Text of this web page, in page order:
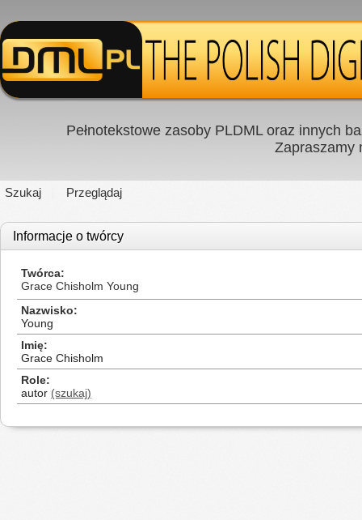
Pełnotekstowe zasoby PLDML oraz innych
Zapraszamy
Szukaj Przeglądaj
Informacje o twórcy
Twórca
Grace Chisholm Young
Nazwisko
Young
Imię
Grace Chisholm
Role
autor (szukaj)